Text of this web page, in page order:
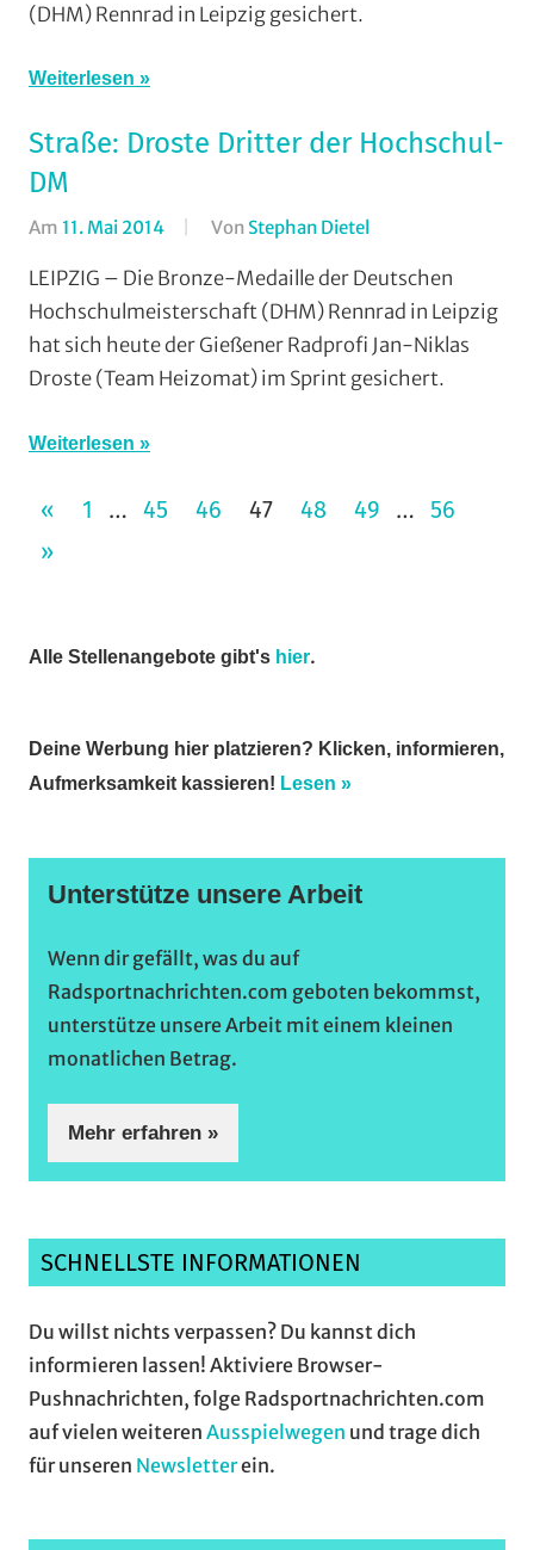
(DHM) Rennrad in Leipzig gesichert.
Weiterlesen
Straße: Droste Dritter der Hochschul-
DM
Am 11. Mai 2014 Von Stephan Dietel
Gießen
und
Wieseck,
Rundstrecke
LEIPZIG – Die Bronze-Medaille der Deutschen
Hochschulmeisterschaft (DHM) Rennrad in Leipzig
hat sich heute der Gießener Radprofi Jan-Niklas
Droste (Team Heizomat) im Sprint gesichert.
Weiterlesen
Seitennummerierung
der
« VORHERIGE
1 … 45 46 47 48 49 …
56
NÄCHSTE
»
Alle Stellenangebote gibt's hier.
Deine Werbung hier platzieren? Klicken, informieren,
Aufmerksamkeit kassieren! Lesen »
Unterstütze unsere Arbeit
Wenn dir gefällt, was du auf
Radsportnachrichten.com geboten bekommst,
unterstütze unsere Arbeit mit einem kleinen
monatlichen Betrag.
Mehr erfahren »
SCHNELLSTE INFORMATIONEN
Du willst nichts verpassen? Du kannst dich
informieren lassen! Aktiviere Browser-
Pushnachrichten, folge Radsportnachrichten.com
auf vielen weiteren Ausspielwegen und trage dich
für unseren Newsletterein.